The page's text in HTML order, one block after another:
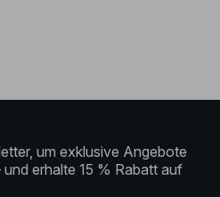
um exklusive Angebote
erhalte 15 % Rabatt auf